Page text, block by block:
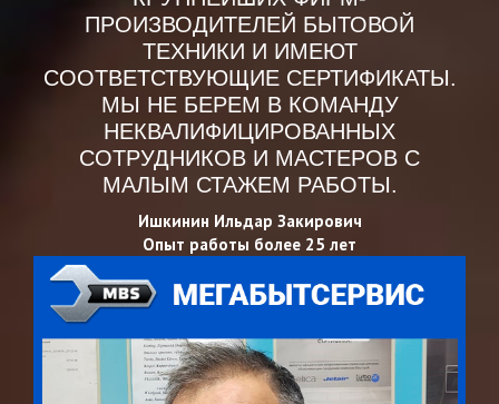
ПРОИЗВОДИТЕЛЕЙ БЫТОВОЙ
ТЕХНИКИ И ИМЕЮТ
СООТВЕТСТВУЮЩИЕ СЕРТИФИКАТЫ.
МЫ НЕ БЕРЕМ В КОМАНДУ
НЕКВАЛИФИЦИРОВАННЫХ
СОТРУДНИКОВ И МАСТЕРОВ С
МАЛЫМ СТАЖЕМ РАБОТЫ.
Ишкинин Ильдар Закирович
Опыт работы более 25 лет